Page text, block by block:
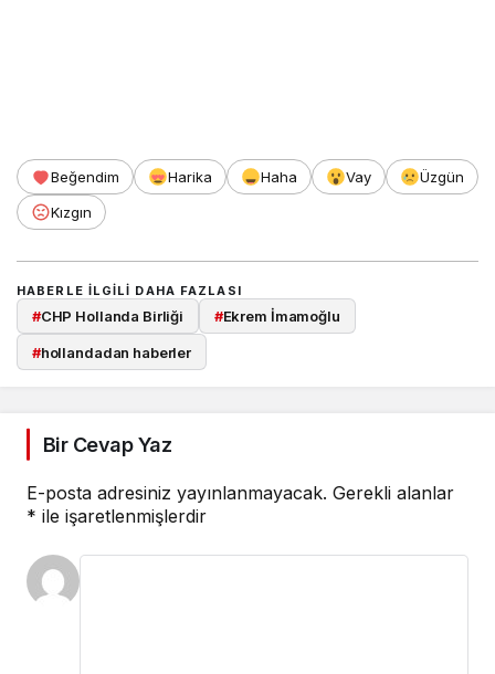
Beğendim Harika Haha Vay
Üzgün
Kızgın
HABERLE ILGILI DAHA FAZLASI
#CHP Hollanda Birliği #Ekrem İmamoğlu
#hollandadan haberler
Bir Cevap Yaz
E-posta adresiniz yayınlanmayacak. Gerekli alanlar
* ile işaretlenmişlerdir